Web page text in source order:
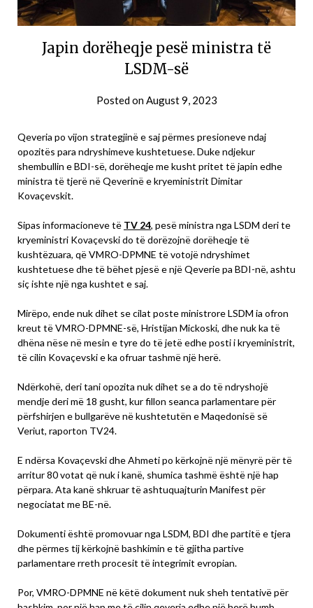
Japin dorëheqje pesë ministra të
LSDM-së
Posted onAugust 9, 2023
Qeveria po vijon strategjinë e saj përmes presioneve ndaj
opozitës para ndryshimeve kushtetuese. Duke ndjekur
shembullin e BDI-së, dorëheqje me kusht pritet të japin edhe
ministra të tjerë në Qeverinë e kryeministrit Dimitar
Kovaçevskit.
Sipas informacioneve të TV 24, pesë ministra nga LSDM deri te
kryeministri Kovaçevski do të dorëzojnë dorëheqje të
kushtëzuara, që VMRO-DPMNE të votojë ndryshimet
kushtetuese dhe të bëhet pjesë e një Qeverie pa BDI-në, ashtu
siç ishte një nga kushtet e saj.
Mirëpo, ende nuk dihet se cilat poste ministrore LSDM ia ofron
kreut të VMRO-DPMNE-së, Hristijan Mickoski, dhe nuk ka të
dhëna nëse në mesin e tyre do të jetë edhe posti i kryeministrit,
të cilin Kovaçevski e ka ofruar tashmë një herë.
Ndërkohë, deri tani opozita nuk dihet se a do të ndryshojë
mendje deri më 18 gusht, kur fillon seanca parlamentare për
përfshirjen e bullgarëve në kushtetutën e Maqedonisë së
Veriut, raporton TV24.
E ndërsa Kovaçevski dhe Ahmeti po kërkojnë një mënyrë për të
arritur 80 votat që nuk i kanë, shumica tashmë është një hap
përpara. Ata kanë shkruar të ashtuquajturin Manifest për
negociatat me BE-në.
Dokumenti është promovuar nga LSDM, BDI dhe partitë e tjera
dhe përmes tij kërkojnë bashkimin e të gjitha partive
parlamentare rreth procesit të integrimit evropian.
Por, VMRO-DPMNE në këtë dokument nuk sheh tentativë për